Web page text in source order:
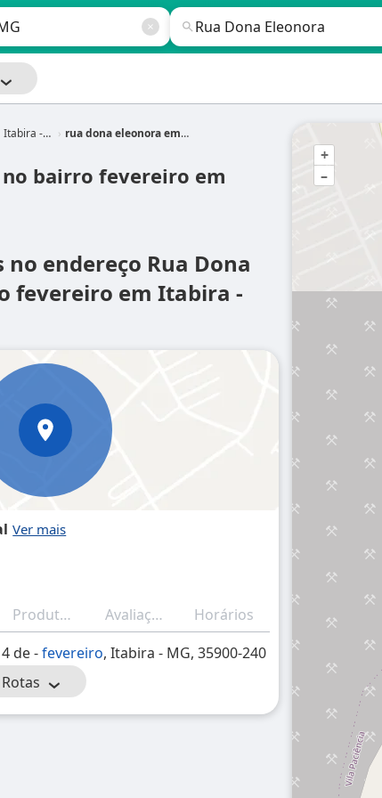
Itabira - MG rua dona eleonora em Itabira - MG
no bairro fevereiro em
endereço Rua Dona
fevereiro em Itabira -
Produtos/Serviços Avaliações
Horários
de -fevereiro, Itabira - MG, 35900-240
Rotas
+
–